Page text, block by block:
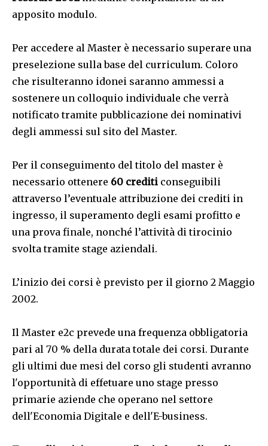
apposito modulo.
Per accedere al Master è necessario superare una
preselezione sulla base del curriculum. Coloro
che risulteranno idonei saranno ammessi a
sostenere un colloquio individuale che verrà
notificato tramite pubblicazione dei nominativi
degli ammessi sul sito del Master.
Per il conseguimento del titolo del master è
necessario ottenere 60 crediti conseguibili
attraverso l’eventuale attribuzione dei crediti in
ingresso, il superamento degli esami profitto e
una prova finale, nonché l’attività di tirocinio
svolta tramite stage aziendali.
L’inizio dei corsi è previsto per il giorno 2 Maggio
2002.
Il Master e2c prevede una frequenza obbligatoria
pari al 70 % della durata totale dei corsi. Durante
gli ultimi due mesi del corso gli studenti avranno
l'opportunità di effetuare uno stage presso
primarie aziende che operano nel settore
dell'Economia Digitale e dell'E-business.